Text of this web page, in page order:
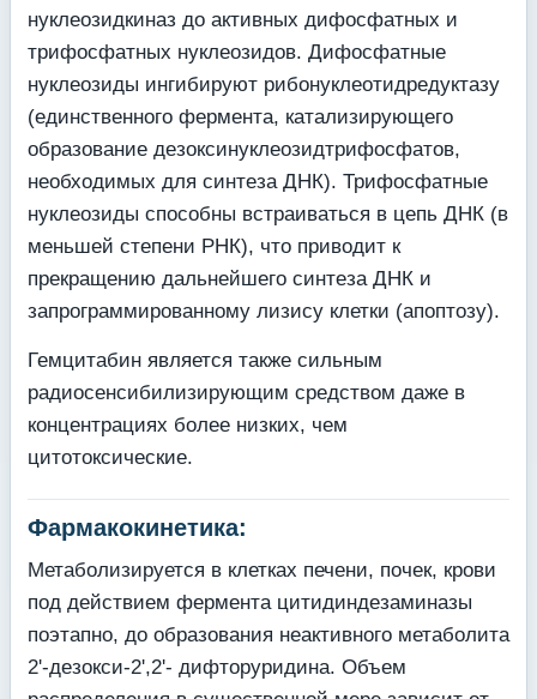
нуклеозидкиназ до активных дифосфатных и
трифосфатных нуклеозидов. Дифосфатные
нуклеозиды ингибируют рибонуклеотидредуктазу
(единственного фермента, катализирующего
образование дезоксинуклеозидтрифосфатов,
необходимых для синтеза ДНК). Трифосфатные
нуклеозиды способны встраиваться в цепь ДНК (в
меньшей степени РНК), что приводит к
прекращению дальнейшего синтеза ДНК и
запрограммированному лизису клетки (апоптозу).
Гемцитабин является также сильным
радиосенсибилизирующим средством даже в
концентрациях более низких, чем
цитотоксические.
Фармакокинетика:
Метаболизируется в клетках печени, почек, крови
под действием фермента цитидиндезаминазы
поэтапно, до образования неактивного метаболита
2'-дезокси-2',2'- дифторуридина. Объем